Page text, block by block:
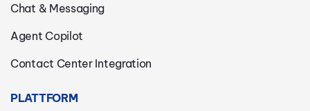
Chat & Messaging
Agent Copilot
Contact Center Integration
PLATTFORM